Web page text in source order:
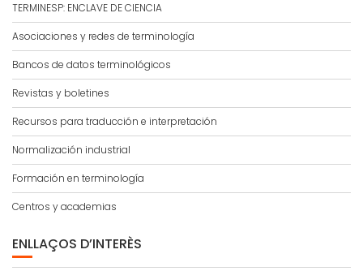
TERMINESP: ENCLAVE DE CIENCIA
Asociaciones y redes de terminología
Bancos de datos terminológicos
Revistas y boletines
Recursos para traducción e interpretación
Normalización industrial
Formación en terminología
Centros y academias
ENLLAÇOS D’INTERÈS